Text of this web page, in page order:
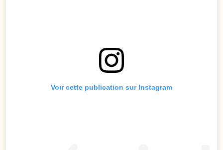
Voir cette publication sur Instagram